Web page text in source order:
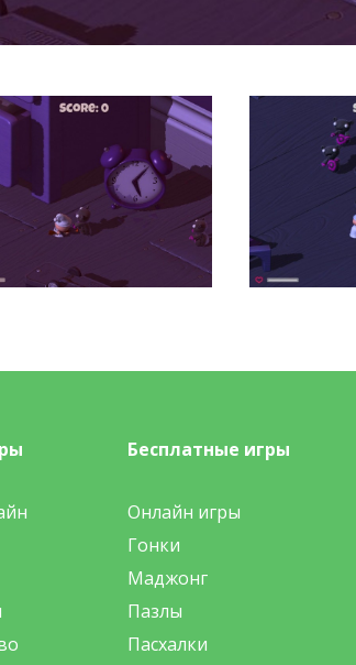
Бесплатные игры
Онлайн игры
Гонки
Маджонг
Пазлы
Пасхалки